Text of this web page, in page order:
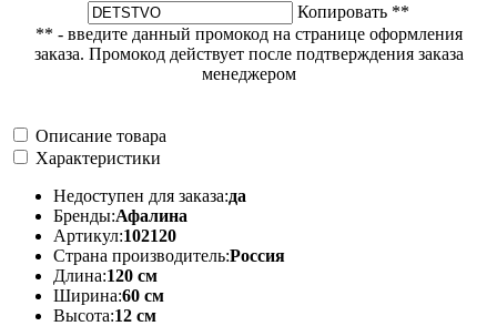
Копировать **
** - введите данный промокод на странице оформления
заказа. Промокод действует после подтверждения заказа
менеджером
Описание товара
Характеристики
Недоступен для заказа:да
Бренды:Афалина
Артикул:102120
Страна производитель:Россия
Длина:120 см
Ширина:60 см
Высота:12 см